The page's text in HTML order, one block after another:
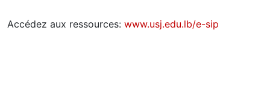
Accédez aux ressources: www.usj.edu.lb/e-sip